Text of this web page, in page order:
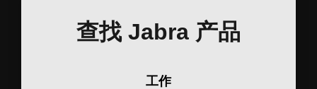
查找 Jabra 产品
工作